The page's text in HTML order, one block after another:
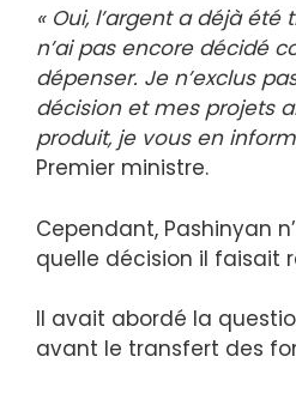
« Oui, l’argent a déjà été
n’ai pas encore décidé
dépenser. Je n’exclus
décision et mes projets
produit, je vous en
Premier ministre.
Cependant, Pashinyan
quelle décision il faisait
Il avait abordé la
avant le transfert des